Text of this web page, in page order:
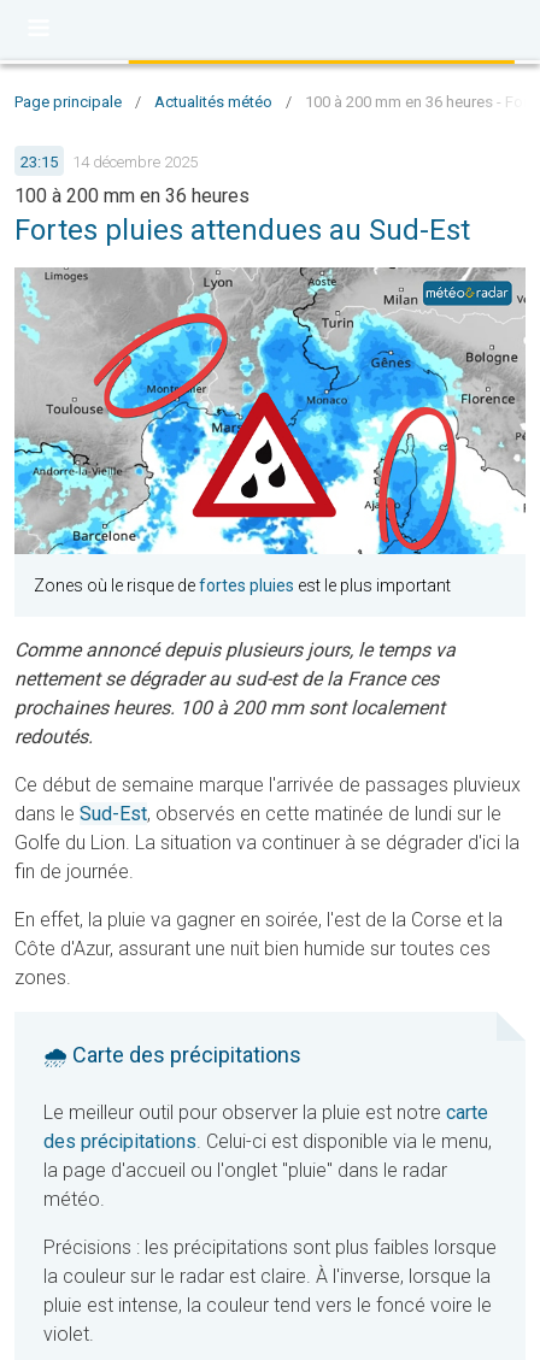
Page principale / Actualités météo / 100 à 200 mm en 36 heures -
23:15 14 décembre 2025
100 à 200 mm en 36 heures
Fortes pluies attendues au Sud-Est
Zones où le risque defortes pluies est le plus important
Comme annoncé depuis plusieurs jours, le temps va
nettement se dégrader au sud-est de la France ces
prochaines heures. 100 à 200 mm sont localement
redoutés.
Ce début de semaine marque l'arrivée de passages pluvieux
dans le Sud-Est, observés en cette matinée de lundi sur le
Golfe du Lion. La situation va continuer à se dégrader d'ici la
fin de journée.
En effet, la pluie va gagner en soirée, l'est de la Corse et la
Côte d'Azur, assurant une nuit bien humide sur toutes ces
zones.
🌧 Carte des précipitations
Le meilleur outil pour observer la pluie est notre carte
des précipitations. Celui-ci est disponible via le menu,
la page d'accueil ou l'onglet "pluie" dans le radar
météo.
Précisions : les précipitations sont plus faibles lorsque
la couleur sur le radar est claire. À l'inverse, lorsque la
pluie est intense, la couleur tend vers le foncé voire le
violet.